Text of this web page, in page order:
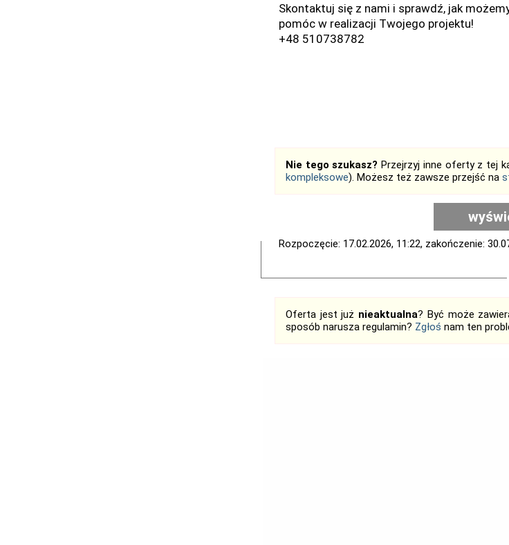
Skontaktuj się z nami i sprawdź, jak
pomóc w realizacji Twojego projektu!
+48 510738782
Nie tego szukasz? Przejrzyj inne oferty z tej
kompleksowe). Możesz też zawsze przejść na
Rozpoczęcie: 17.02.2026, 11:22, zakończenie:
Oferta jest już nieaktualna? Być może
sposób narusza regulamin? Zgłoś nam ten